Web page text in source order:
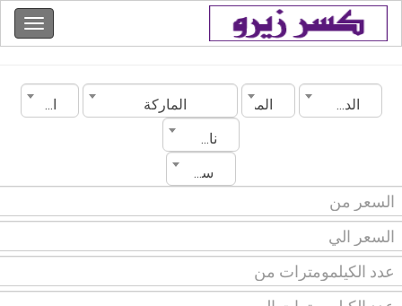
الدولة المدينة الماركة
الموديل
ناقل الحركة
سنة الصنع